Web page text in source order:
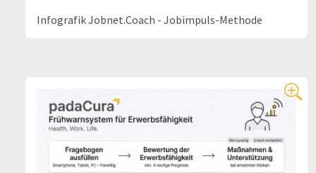
Infografik Jobnet.Coach - Jobimpuls-Methode